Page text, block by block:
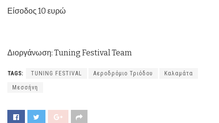
Είσοδος 10 ευρώ
Διοργάνωση: Tuning Festival Team
TAGS: TUNING FESTIVAL Αεροδρόμιο Τριόδου Καλαμάτα
Μεσσήνη